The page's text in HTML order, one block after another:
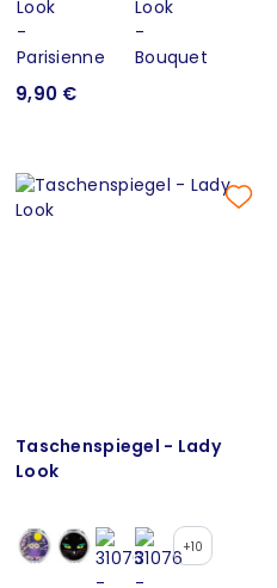
9,90 €
Taschenspiegel - Lady
Look
+10